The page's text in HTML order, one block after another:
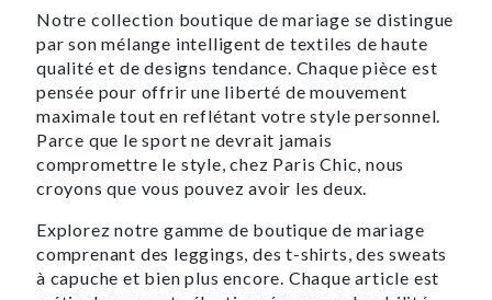
Notre collection boutique de mariage se distingue
par son mélange intelligent de textiles de haute
qualité et de designs tendance. Chaque pièce est
pensée pour offrir une liberté de mouvement
maximale tout en reflétant votre style personnel.
Parce que le sport ne devrait jamais
compromettre le style, chez Paris Chic, nous
croyons que vous pouvez avoir les deux.
Explorez notre gamme de boutique de mariage
comprenant des leggings, des t-shirts, des sweats
à capuche et bien plus encore. Chaque article est